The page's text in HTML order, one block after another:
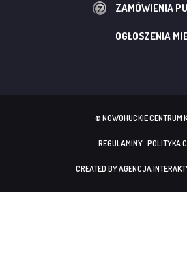
ZAMÓWIENIA
OGŁOSZENIA
© NOWOHUCKIE CENTRUM
REGULAMINY POLITYKA
CREATED BY AGENCJA